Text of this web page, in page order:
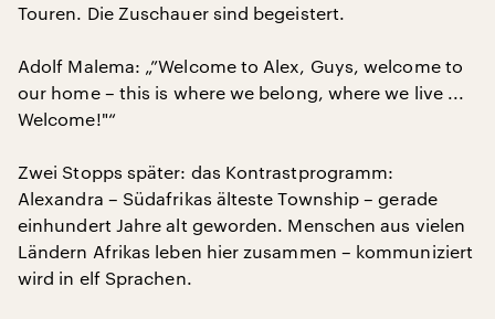
Touren. Die Zuschauer sind begeistert.
Adolf Malema: „”Welcome to Alex, Guys, welcome to
our home – this is where we belong, where we live ...
Welcome!"“
Zwei Stopps später: das Kontrastprogramm:
Alexandra – Südafrikas älteste Township – gerade
einhundert Jahre alt geworden. Menschen aus vielen
Ländern Afrikas leben hier zusammen – kommuniziert
wird in elf Sprachen.